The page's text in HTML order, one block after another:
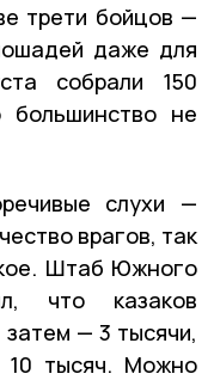
трети бойцов —
даже для
собрали 150
большинство не
слухи —
врагов, так
Штаб Южного
что казаков
затем — 3 тысячи,
тысяч. Можно